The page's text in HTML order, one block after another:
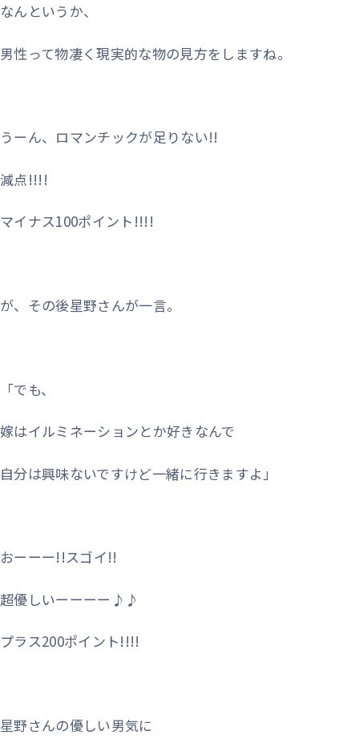
なんというか、
男性って物凄く現実的な物の見方をしますね。
うーん、ロマンチックが足りない!!
減点!!!!
マイナス100ポイント!!!!
が、その後星野さんが一言。
「でも、
嫁はイルミネーションとか好きなんで
自分は興味ないですけど一緒に行きますよ」
おーーー!!スゴイ!!
超優しいーーーー♪♪
プラス200ポイント!!!!
星野さんの優しい男気に